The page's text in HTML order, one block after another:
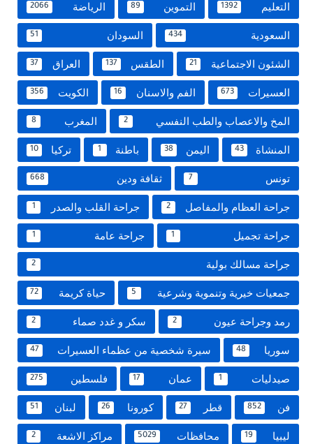
التعليم 1392 التموين 89 الرياضة 2066
السعودية 434 السودان 51
الشئون الاجتماعية 21 الطقس 137 العراق 37
العسيرات 673 الفم والاسنان 16 الكويت 356
المخ والاعصاب والطب النفسي 2 المغرب 8
المنشاة 43 اليمن 38 باطنة 1 تركيا 10
تونس 7 ثقافة ودين 668
جراحة العظام والمفاصل 2 جراحة القلب والصدر 1
جراحة تجميل 1 جراحة عامة 1
جراحة مسالك بولية 2
جمعيات خيرية وتنموية وشرعية 5 حياة كريمة 72
رمد وجراحة عيون 2 سكر و غدد صماء 2
سوريا 48 سيرة شخصية من عظماء العسيرات 47
صيدليات 1 عمان 17 فلسطين 275
فن 852 قطر 27 كورونا 26 لبنان 51
ليبيا 19 محافظات 5029 مراكز الاشعة 2